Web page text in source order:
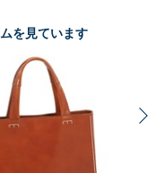
を見ています